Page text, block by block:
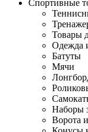
Спортивные
Товары
Одежда
Батуты
Мячи
Наборы
Ворота